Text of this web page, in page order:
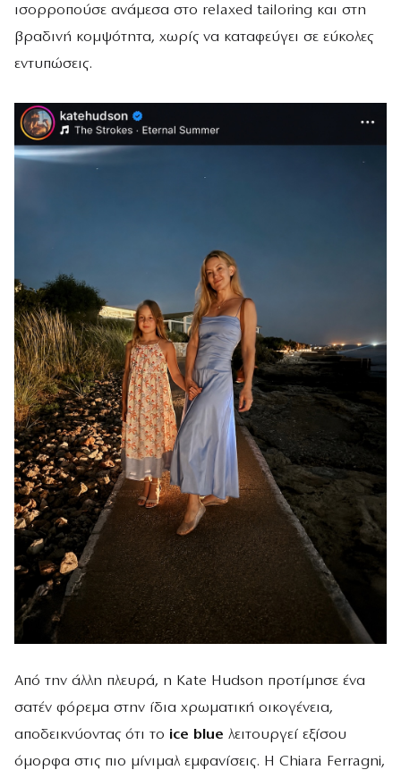
ισορροπούσε ανάμεσα στο relaxed tailoring και στη
βραδινή κομψότητα, χωρίς να καταφεύγει σε εύκολες
εντυπώσεις.
Από την άλλη πλευρά, η Kate Hudson προτίμησε ένα
σατέν φόρεμα στην ίδια χρωματική οικογένεια,
αποδεικνύοντας ότι το ice blue λειτουργεί εξίσου
όμορφα στις πιο μίνιμαλ εμφανίσεις. Η Chiara Ferragni,